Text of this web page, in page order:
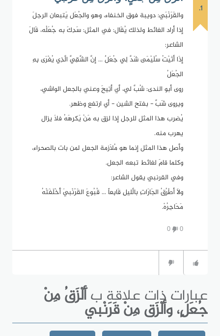
1.
والقَرَنْبَي: دويبة فوق الخنفاء، وهو والجُعَل يَتبعان الرجلَ
إذا أراد الغائط ولذلك يُقَال: في المثل: سَدِكَ به جُعَلُه، قَالَ
الشاعر:
إذَا أتَيْتُ سُلَيْمَى شَدَّ لِي جُعَلٌ ... إنَّ الشَّقِيَّ الَّذِي يُغْرَى بِهِ
الجُعَلُ
روى أبو الندى: شُبَّ لي، أي أتِيحَ وعني بالجعل الواشي،
ويروى شَبَّ - بفتح الشين - أي ارتفع وظهر.
يُضرب هذا المثل للرجل إذا لزق به مَنْ يَكرهَهُ فلاَ يزال
يهرب منه.
وأصل هذا المثل إنما هو مُلاَزمة الجعل لمن بات بالصحراء،
وكلما قامَ لغائط تبعه الجعل.
وفي القرنبي يقول الشاعر:
ولاَ أطْرُقُ الجَارَاتِ بالَّليلِ قَابِعاً ... قُبُوعَ القَرْنْبيَ أَخْلَفَتْهُ
مَحَاجِرُهْ.
0
0
عبارات ذات علاقة بأَلْزَقُ مِنْ
جُعَلٍ، وألْزَق مِنْ قَرَنْبي